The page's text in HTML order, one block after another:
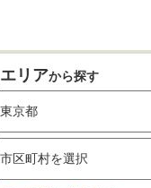
エリアから探す